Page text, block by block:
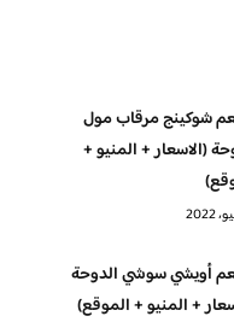
شوكينج مرقاب مول
(الاسعار + المنيو +
أويشي سوشي الدوحة
+ المنيو + الموقع)